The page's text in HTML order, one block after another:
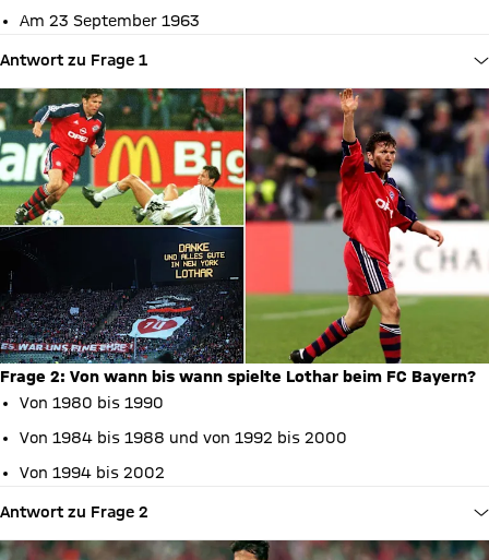
Am 23 September 1963
Antwort zu Frage 1
Frage 2: Von wann bis wann spielte Lothar beim FC Bayern?
Von 1980 bis 1990
Von 1984 bis 1988 und von 1992 bis 2000
Von 1994 bis 2002
Antwort zu Frage 2